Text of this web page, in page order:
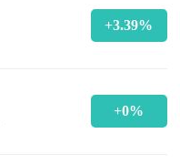
+3.39%
+0%